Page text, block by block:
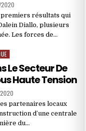
premiers résultats qui
Diallo, plusieurs
Les forces de…
Le Secteur De
Haute Tension
partenaires locaux
d’une centrale
du…